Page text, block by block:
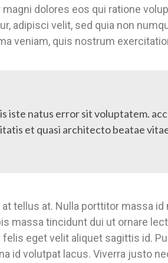
dolores eos qui ratione
adipisci velit, sed quia non
veniam, quis nostrum
iste natus error sit voluptatem.
et quasi architecto beatae
tellus at. Nulla porttitor massa
massa tincidunt dui ut ornare
eget velit aliquet sagittis id.
id volutpat lacus. Viverra justo